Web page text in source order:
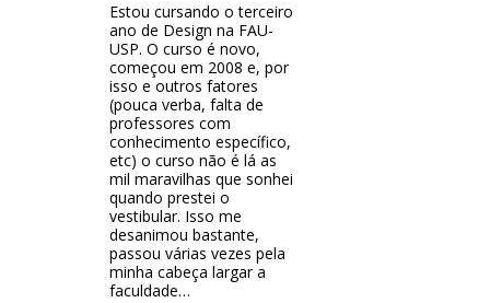
Estou cursando o terceiro
ano de Design na FAU-
USP. O curso é novo,
começou em 2008 e, por
isso e outros fatores
(pouca verba, falta de
professores com
conhecimento específico,
etc) o curso não é lá as
mil maravilhas que sonhei
quando prestei o
vestibular. Isso me
desanimou bastante,
passou várias vezes pela
minha cabeça largar a
faculdade…